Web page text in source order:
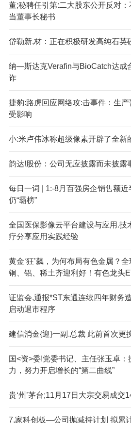
董;秘聘任引第:二大股东公开反对
当董事长秘书
岱勒新,材：正在积极研发高纯石英
纳—斯达克Verafin与BioCatch达成
诈
捷豹:路虎回应网络攻:击事件：生
受影响
小:米卢伟冰称超级像素开辟了全新
韵达!股份：公司无应披露而未披露
每日一词 | 1:-8月百强房企销售额
仍“霸榜”
全国医保影像云平台建设与应用.技
疗分享应用实践经验
黄金‘狂’飙，为何布局有色金属？
铜、铝、稀土齐迎利好！有色龙头
证监会,通报*ST东通连续四年财务
启动退市程序
建信消金{迎}一副.总裁 此前首次更
国<资>委!党委书记、主任张玉卓
力，努力开启增长的“第二曲线”
贵‘州’茅台;11月17日大宗交易成交
7,家科创板—公司抛减持计划 拟累